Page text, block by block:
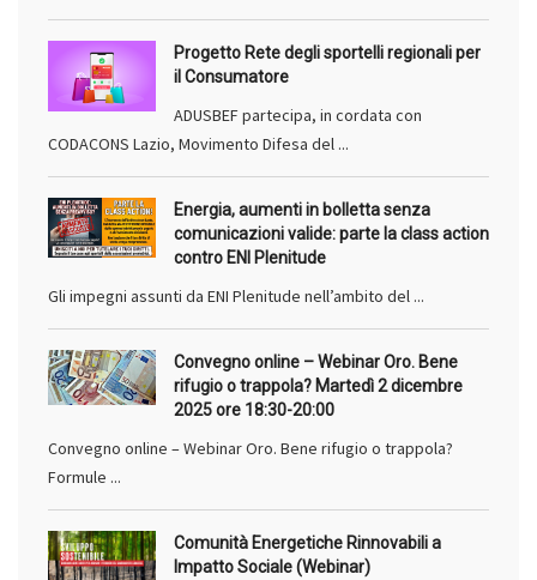
Progetto Rete degli sportelli regionali per
il Consumatore
ADUSBEF partecipa, in cordata con
CODACONS Lazio, Movimento Difesa del ...
Energia, aumenti in bolletta senza
comunicazioni valide: parte la class action
contro ENI Plenitude
Gli impegni assunti da ENI Plenitude nell’ambito del ...
Convegno online – Webinar Oro. Bene
rifugio o trappola? Martedì 2 dicembre
2025 ore 18:30-20:00
Convegno online – Webinar Oro. Bene rifugio o trappola?
Formule ...
Comunità Energetiche Rinnovabili a
Impatto Sociale (Webinar)